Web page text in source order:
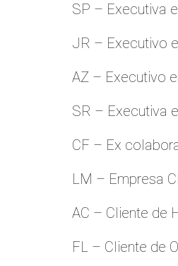
SP – Executiva
JR – Executivo
AZ – Executivo
SR – Executiva
CF – Ex
LM – Empresa
AC – Cliente de
FL – Cliente de